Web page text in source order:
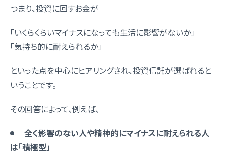
つまり、投資に回すお金が
「いくらくらいマイナスになっても生活に影響がないか」
「気持ち的に耐えられるか」
といった点を中心にヒアリングされ、投資信託が選ばれると
いうことです。
その回答によって、例えば、
全く影響のない人や精神的にマイナスに耐えられる人
は「積極型」